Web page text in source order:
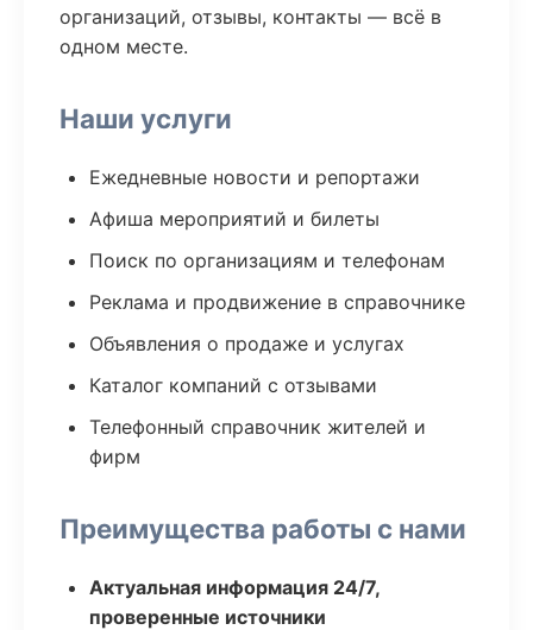
организаций, отзывы, контакты — всё в
одном месте.
Наши услуги
Ежедневные новости и репортажи
Афиша мероприятий и билеты
Поиск по организациям и телефонам
Реклама и продвижение в справочнике
Объявления о продаже и услугах
Каталог компаний с отзывами
Телефонный справочник жителей и
фирм
Преимущества работы с нами
Актуальная информация 24/7,
проверенные источники